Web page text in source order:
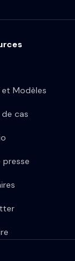
et Modèles
cas
presse